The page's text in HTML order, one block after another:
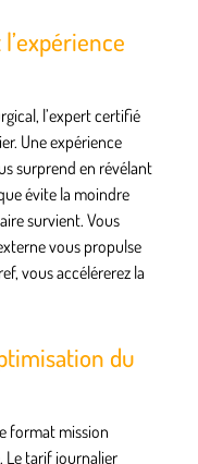
l’expert certifié
Une expérience
surprend en révélant
évite la moindre
survient. Vous
vous propulse
vous accélérerez la
du
format mission
Le tarif journalier